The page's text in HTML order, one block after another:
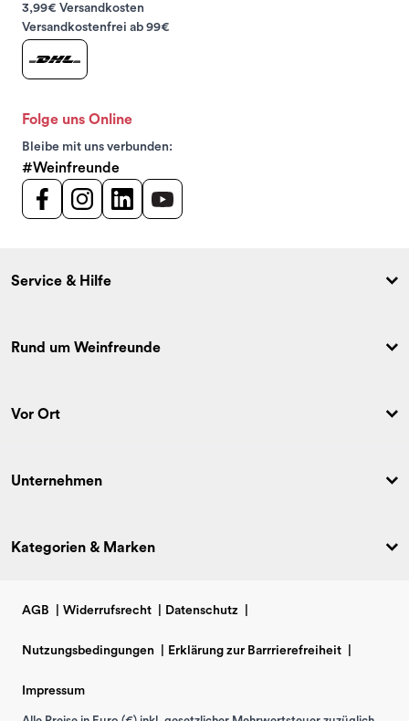
3,99€ Versandkosten
Versandkostenfrei ab 99€
Folge uns Online
Bleibe mit uns verbunden:
#Weinfreunde
Service & Hilfe
Rund um Weinfreunde
Vor Ort
Unternehmen
Kategorien & Marken
AGB Widerrufsrecht Datenschutz
Nutzungsbedingungen Erklärung zur Barrrierefreiheit
Impressum